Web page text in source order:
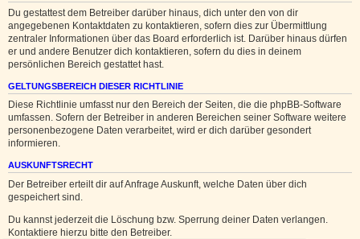
Du gestattest dem Betreiber darüber hinaus, dich unter den von dir
angegebenen Kontaktdaten zu kontaktieren, sofern dies zur Übermittlung
zentraler Informationen über das Board erforderlich ist. Darüber hinaus dürfen
er und andere Benutzer dich kontaktieren, sofern du dies in deinem
persönlichen Bereich gestattet hast.
GELTUNGSBEREICH DIESER RICHTLINIE
Diese Richtlinie umfasst nur den Bereich der Seiten, die die phpBB-Software
umfassen. Sofern der Betreiber in anderen Bereichen seiner Software weitere
personenbezogene Daten verarbeitet, wird er dich darüber gesondert
informieren.
AUSKUNFTSRECHT
Der Betreiber erteilt dir auf Anfrage Auskunft, welche Daten über dich
gespeichert sind.
Du kannst jederzeit die Löschung bzw. Sperrung deiner Daten verlangen.
Kontaktiere hierzu bitte den Betreiber.